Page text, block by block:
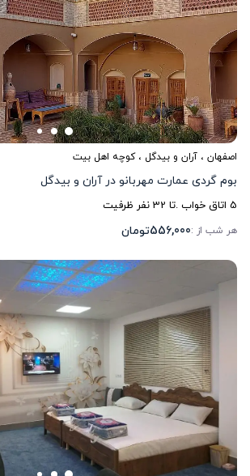
اصفهان ، آران و بیدگل ، کوچه اهل بیت
بوم گردی عمارت مهربانو در آران و بیدگل
5 اتاق خواب .تا 32نفر ظرفیت
هر شب از :556,000تومان